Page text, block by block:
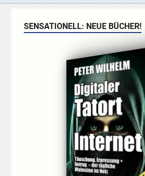
SENSATIONELL: NEUE BÜCHER!